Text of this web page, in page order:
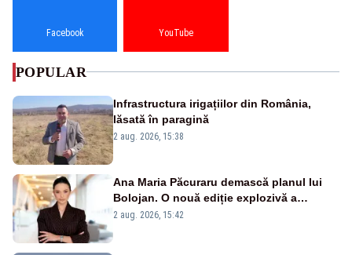
Facebook YouTube
POPULAR
Infrastructura irigațiilor din România,
lăsată în paragină
2 aug. 2026, 15:38
Ana Maria Păcuraru demască planul lui
Bolojan. O nouă ediție explozivă a
emisiunii „Miza Zilei” la Realitatea PLUS
2 aug. 2026, 15:42